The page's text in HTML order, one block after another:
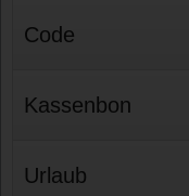
Code
Kassenbon
Urlaub